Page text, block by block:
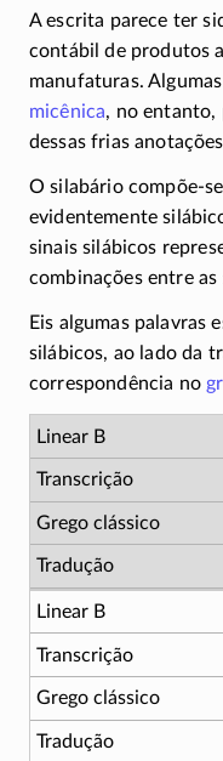
A escrita parece ter
contábil de produtos
manufaturas.
micênica, no entanto,
dessas frias
O silabário compõe-
evidentemente
sinais silábicos
combinações entre as
Eis algumas palavras
silábicos, ao lado da
correspondência no